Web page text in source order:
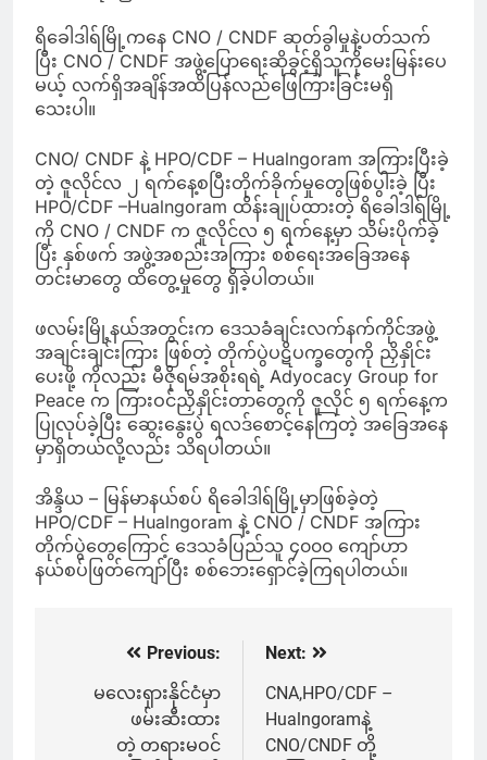
ရိခေါဒါရ်မြို့ကနေ CNO / CNDF ဆုတ်ခွါမှုနဲ့ပတ်သက်
ပြီး CNO / CNDF အဖွဲ့ပြောရေးဆိုခွင့်ရှိသူကိုမေးမြန်းပေ
မယ့် လက်ရှိအချိန်အထိပြန်လည်ဖြေကြားခြင်းမရှိ
သေးပါ။
CNO/ CNDF နဲ့ HPO/CDF – Hualngoram အကြားပြီးခဲ့
တဲ့ ဇူလိုင်လ ၂ ရက်နေ့စပြီးတိုက်ခိုက်မှုတွေဖြစ်ပွါးခဲ့ ပြီး
HPO/CDF –Hualngoram ထိန်းချုပ်ထားတဲ့ ရိခေါဒါရ်မြို့
ကို CNO / CNDF က ဇူလိုင်လ ၅ ရက်နေ့မှာ သိမ်းပိုက်ခဲ့
ပြီး နှစ်ဖက် အဖွဲ့အစည်းအကြား စစ်ရေးအခြေအနေ
တင်းမာတွေ ထိတွေ့မှုတွေ ရှိခဲ့ပါတယ်။
ဖလမ်းမြို့နယ်အတွင်းက ဒေသခံချင်းလက်နက်ကိုင်အဖွဲ့
အချင်းချင်းကြား ဖြစ်တဲ့ တိုက်ပွဲပဋိပက္ခတွေကို ညှိနှိုင်း
ပေးဖို့ ကိုလည်း မီဇိုရမ်အစိုးရရဲ့ Adyocacy Group for
Peace က ကြားဝင်ညှိနှိုင်းတာတွေကို ဇူလိုင် ၅ ရက်နေ့က
ပြုလုပ်ခဲ့ပြီး ဆွေးနွေးပွဲ ရလဒ်စောင့်နေကြတဲ့ အခြေအနေ
မှာရှိတယ်လို့လည်း သိရပါတယ်။
အိန္ဒိယ – မြန်မာနယ်စပ် ရိခေါဒါရ်မြို့မှာဖြစ်ခဲ့တဲ့
HPO/CDF – Hualngoram နဲ့ CNO / CNDF အကြား
တိုက်ပွဲတွေကြောင့် ဒေသခံပြည်သူ ၄၀၀၀ ကျော်ဟာ
နယ်စပ်ဖြတ်ကျော်ပြီး စစ်ဘေးရှောင်ခဲ့ကြရပါတယ်။
navigation
Previous:
မလေးရှားနိုင်ငံမှာ
ဖမ်းဆီးထား
တဲ့ တရားမဝင်
Next:
CNA,HPO/CDF –
Hualngoramနဲ့
CNO/CNDF တို့